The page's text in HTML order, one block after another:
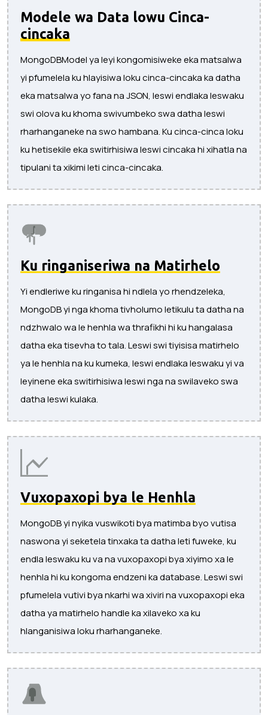
Modele wa Data lowu Cinca-
cincaka
MongoDBModel ya leyi kongomisiweke eka matsalwa
yi pfumelela ku hlayisiwa loku cinca-cincaka ka datha
eka matsalwa yo fana na JSON, leswi endlaka leswaku
swi olova ku khoma swivumbeko swa datha leswi
rharhanganeke na swo hambana. Ku cinca-cinca loku
ku hetisekile eka switirhisiwa leswi cincaka hi xihatla na
tipulani ta xikimi leti cinca-cincaka.
Ku ringaniseriwa na Matirhelo
Yi endleriwe ku ringanisa hi ndlela yo rhendzeleka,
MongoDB yi nga khoma tivholumo letikulu ta datha na
ndzhwalo wa le henhla wa thrafikhi hi ku hangalasa
datha eka tisevha to tala. Leswi swi tiyisisa matirhelo
ya le henhla na ku kumeka, leswi endlaka leswaku yi va
leyinene eka switirhisiwa leswi nga na swilaveko swa
datha leswi kulaka.
Vuxopaxopi bya le Henhla
MongoDB yi nyika vuswikoti bya matimba byo vutisa
naswona yi seketela tinxaka ta datha leti fuweke, ku
endla leswaku ku va na vuxopaxopi bya xiyimo xa le
henhla hi ku kongoma endzeni ka database. Leswi swi
pfumelela vutivi bya nkarhi wa xiviri na vuxopaxopi eka
datha ya matirhelo handle ka xilaveko xa ku
hlanganisiwa loku rharhanganeke.